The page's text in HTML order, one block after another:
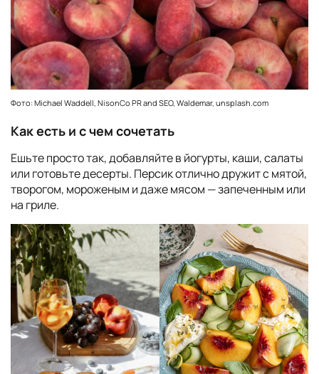
Фото: Michael Waddell, NisonCo PR and SEO, Waldemar, unsplash.com
Как есть и с чем сочетать
Ешьте просто так, добавляйте в йогурты, каши, салаты
или готовьте десерты. Персик отлично дружит с мятой,
творогом, мороженым и даже мясом — запеченным или
на гриле.